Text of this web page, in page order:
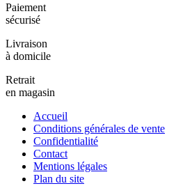
Paiement
sécurisé
Livraison
à domicile
Retrait
en magasin
Accueil
Conditions générales de vente
Confidentialité
Contact
Mentions légales
Plan du site